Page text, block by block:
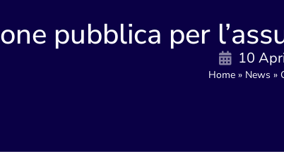
pubblica per
10
Home» News »